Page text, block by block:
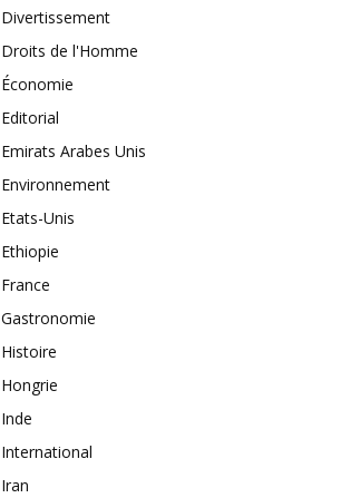
Divertissement
Droits de l'Homme
Économie
Editorial
Emirats Arabes Unis
Environnement
Etats-Unis
Ethiopie
France
Gastronomie
Histoire
Hongrie
Inde
International
Iran